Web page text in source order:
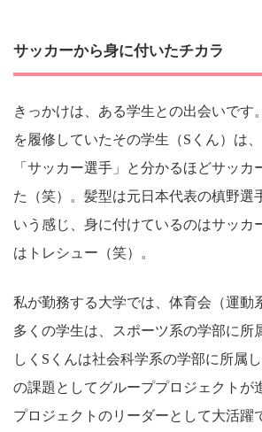
サッカーから身に付いたチカラ
きっかけは、ある学生との出会いです
を履修していたその学生（Sくん）は
「サッカー選手」と分かるほどサッカ
た（笑）。髪型は元日本代表の槙野選
いう感じ、身に付けているのはサッカ
はトレシュー（笑）。
私が勤務する大学では、体育会（運動
多くの学生は、スポーツ系の学部に所
しくSくんは社会科学系の学部に所属
の課題としてグループプロジェクトが
プロジェクトのリーダーとして大活躍